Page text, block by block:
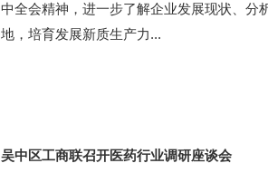
中全会精神，进一步了解企业发展现状、分
地，培育发展新质生产力...
吴中区工商联召开医药行业调研座谈会